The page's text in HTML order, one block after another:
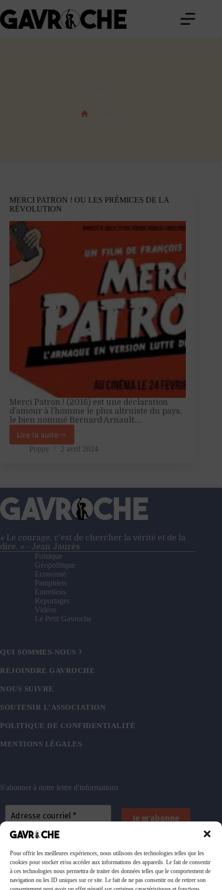
Pour offrir les meilleures expériences, nous utilisons des technologies telles que les
cookies pour stocker et/ou accéder aux informations des appareils. Le fait de consentir
à ces technologies nous permettra de traiter des données telles que le comportement de
navigation ou les ID uniques sur ce site. Le fait de ne pas consentir ou de retirer son
au
contenu
MERCI PATRON ! OU LES PRÉMICES DE LA
RÉVOLUTION
Merci Patron ! (2016) est une déclaration
d’amour à l’homme le plus altruiste du pays,
le bien nommé Bernard Arnault.…
Lire la suite
Merci
Patron
prémices
de
la
révolution
Poppy 2 avril 2024
« Le courage, c'est de chercher la vérité et de la
dire. » - Jean Jaurès
Politique
Géopolitique
Economie
Pamphlets
Entretiens
Reportages
Vidéos
Le Petit Gavroche
QUI SOMMES-NOUS ?
REJOINDRE GAVROCHE
NOUS SUIVRE
SOUTENIR L’ASSOCIATION
POLITIQUE DE CONFIDENTIALITÉ
MENTIONS LÉGALES
S'abonner à notre lettre d'informations
emails. Vous pouvez vous désinscrire à tout
moment. Consulteznotre politique de confidentialité
pour plus d’informations.